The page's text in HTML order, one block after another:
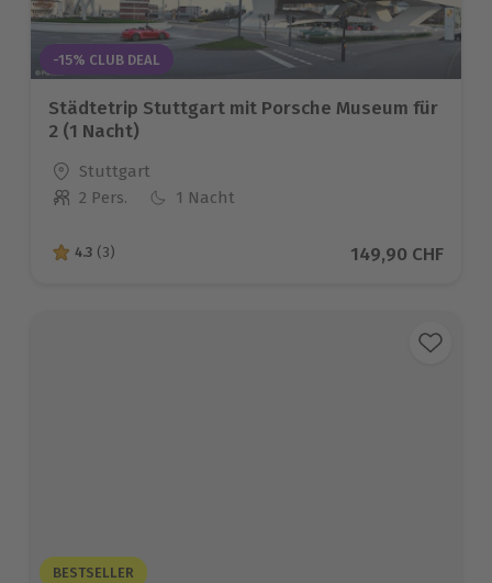
-15% CLUB DEAL
Städtetrip Stuttgart mit Porsche Museum für
2 (1 Nacht)
Standort
Stuttgart
Anzahl der Teilnehmer
2 Pers. 1 Nacht
4.3 von 5 Sternen basierend auf 3 Bewertungen
4.3 (3) Aktueller Preis
149,90 CHF
BESTSELLER